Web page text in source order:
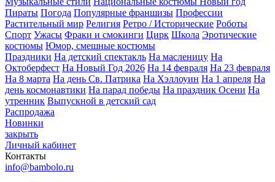
Пираты Погода Популярные франшизы Профессии
Растительный мир Религия Ретро / Исторические Роботы
Спорт Ужасы Фраки и смокинги Цирк Школа Эротические
костюмы Юмор, смешные костюмы
Праздники На детский спектакль На масленицу На
Октоберфест На Новый Год 2026 На 14 февраля На 23 февраля
На 8 марта На день Св. Патрика На Хэллоуин На 1 апреля На
день космонавтики На парад победы На праздник Осени На
утренник Выпускной в детский сад
Распродажа
Новинки
закрыть
Личный кабинет
Контакты
info@bambolo.ru